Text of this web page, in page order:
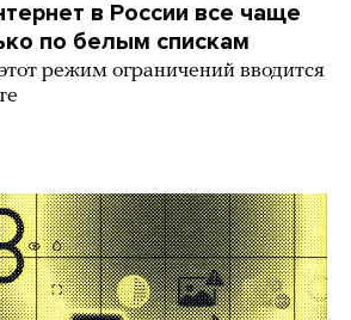
в России все чаще
по белым спискам
режим ограничений вводится